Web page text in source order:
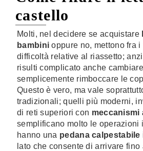
castello
Molti, nel decidere se acquistare
bambini oppure no, mettono fra i
difficoltà relative al riassetto;
risulti complicato anche
semplicemente rimboccare le
Questo è vero, ma vale
tradizionali; quelli più moderni,
di reti superiori con meccanismi
semplificano molto le operazioni
hanno una pedana calpestabile
lato che consente di arrivare